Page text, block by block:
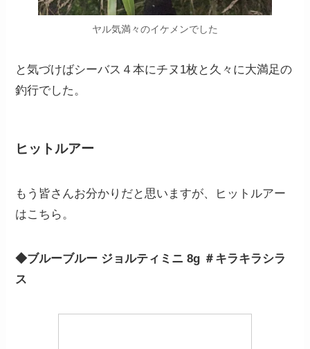
ヤル気満々のイケメンでした
と気づけばシーバス４本にチヌ1枚と久々に大満足の
釣行でした。
ヒットルアー
もう皆さんお分かりだと思いますが、ヒットルアー
はこちら。
◆ブルーブルー ジョルティミニ 8g ＃キラキラシラ
ス